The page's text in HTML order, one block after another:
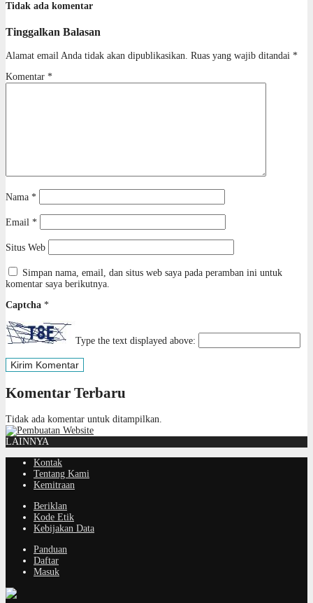
Tidak ada komentar
Tinggalkan Balasan
Alamat email Anda tidak akan dipublikasikan. Ruas yang wajib ditandai *
Komentar *
Nama *
Email *
Situs Web
Simpan nama, email, dan situs web saya pada peramban ini untuk
komentar saya berikutnya.
Captcha *
Type the text displayed above:
Komentar Terbaru
Tidak ada komentar untuk ditampilkan.
LAINNYA
Kontak
Tentang Kami
Kemitraan
Beriklan
Kode Etik
Kebijakan Data
Panduan
Daftar
Masuk